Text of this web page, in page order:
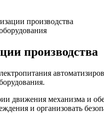
производства
производства
движения механизма и
и организовать